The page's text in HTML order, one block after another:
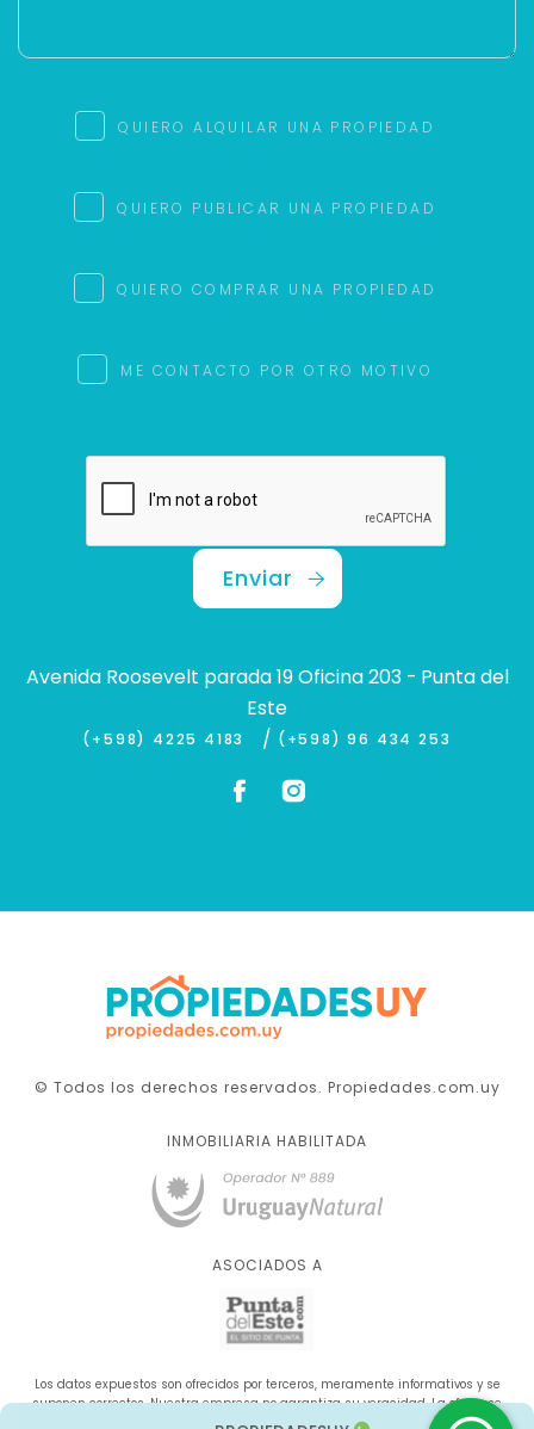
QUIERO ALQUILAR UNA PROPIEDAD
QUIERO PUBLICAR UNA PROPIEDAD
QUIERO COMPRAR UNA PROPIEDAD
ME CONTACTO POR OTRO MOTIVO
Enviar
Avenida Roosevelt parada 19 Oficina 203 - Punta del
Este
(+598) 4225 4183 / (+598) 96 434 253
© Todos los derechos reservados. Propiedades.com.uy
INMOBILIARIA HABILITADA
ASOCIADOS A
Los datos expuestos son ofrecidos por terceros, meramente informativos y se
suponen correctos. Nuestra empresa no garantiza su veracidad. La oferta se
sujeta a errores, cambios de precio, omisión y/o retirada del mercado sin aviso